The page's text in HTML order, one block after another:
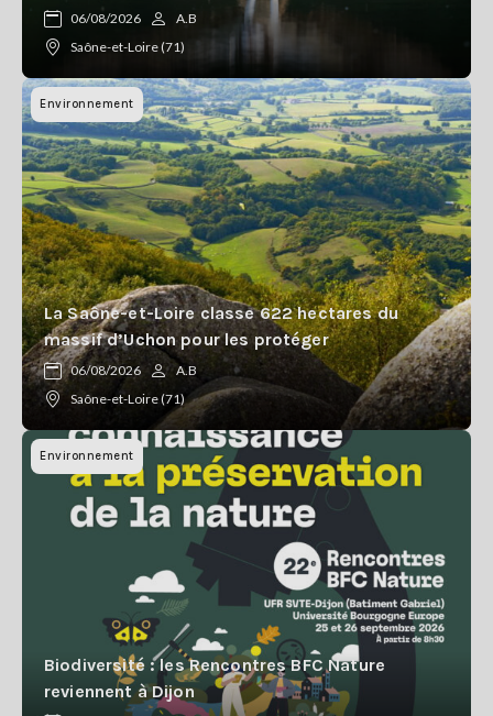
06/08/2026
A.B
Saône-et-Loire (71)
Environnement
La Saône-et-Loire classe 622 hectares du
massif d’Uchon pour les protéger
06/08/2026
A.B
Saône-et-Loire (71)
Environnement
Biodiversité : les Rencontres BFC Nature
reviennent à Dijon